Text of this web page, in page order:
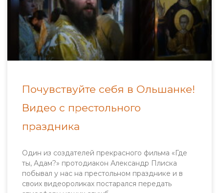
Почувствуйте себя в Ольшанке!
Видео с престольного
праздника
Один из создателей прекрасного фильма «Где
ты, Адам?» протодиакон Александр Плиска
побывал у нас на престольном празднике и в
своих видеороликах постарался передать